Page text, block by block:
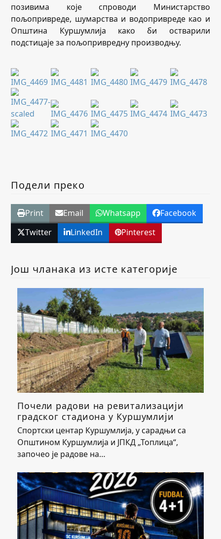
позивима које спроводи Министарство
пољопривреде, шумарства и водопривреде као и
Општина Куршумлија како би остварили
подстицаје за пољопривредну производњу.
Подели преко
Print Email Whatsapp
Facebook
Twitter
LinkedIn Pinterest
Још чланака из исте категорије
Почели радови на ревитализацији
градског стадиона у Куршумлији
Спортски центар Куршумлија, у сарадњи са
Општином Куршумлија и ЈПКД „Топлица“,
започео је радове на…